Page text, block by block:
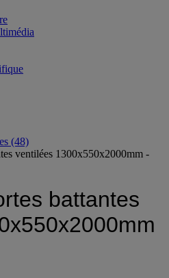
(48)
ventilées 1300x550x2000mm -
battantes